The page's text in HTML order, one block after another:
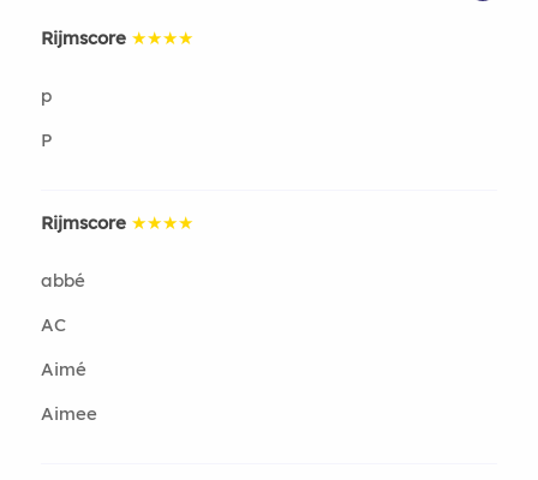
Rijmscore ★★★★
p
P
Rijmscore ★★★★
abbé
AC
Aimé
Aimee